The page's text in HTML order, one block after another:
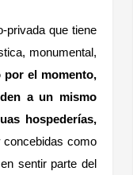
privada que tiene
monumental,
por el momento,
a un mismo
hospederías,
concebidas como
sentir parte del